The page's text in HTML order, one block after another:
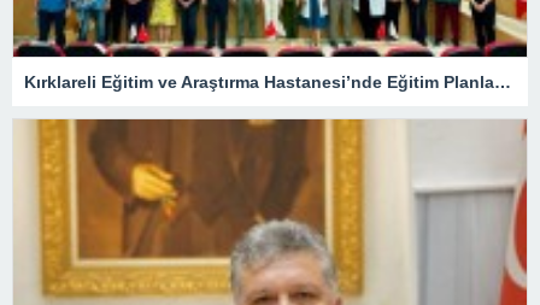
Kırklareli Eğitim ve Araştırma Hastanesi’nde Eğitim Planlaması Masaya Yatırıldı